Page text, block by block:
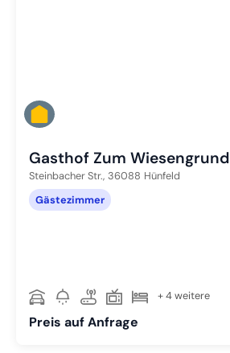
Gasthof Zum Wiesengrund
Steinbacher Str., 36088 Hünfeld
Gästezimmer
+ 4 weitere
Preis auf Anfrage